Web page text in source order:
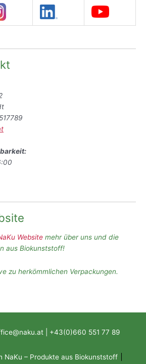
Website mehr über uns und die
aus Biokunststoff!
zu herkömmlichen Verpackungen.
| +43(0)660 551 77 89
NaKu – Produkte aus Biokunststoff